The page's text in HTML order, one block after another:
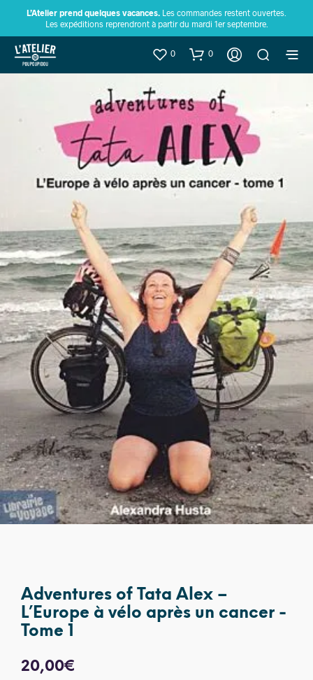
L’Atelier prend quelques vacances. Les commandes restent ouvertes.
Les expéditions reprendront à partir du mardi 1er septembre.
0 0
Adventures of Tata Alex –
L’Europe à vélo après un cancer -
Tome 1
20,00€